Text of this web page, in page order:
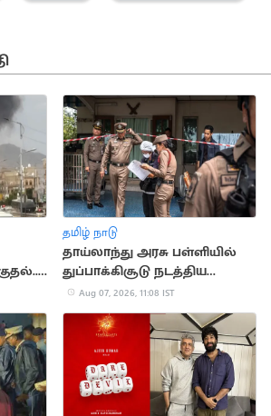
பேர்
தமிழ் நாடு
தாய்லாந்து அரசு பள்ளியில்
துப்பாக்கிசூடு நடத்திய
மாணவன்.. 6 பேர் பலி
Aug 07, 2026, 11:08 IST